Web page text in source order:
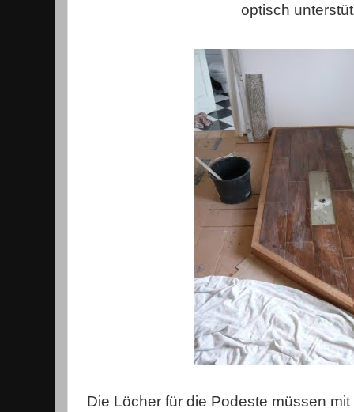
optisch
Die Löcher für die Podeste müssen